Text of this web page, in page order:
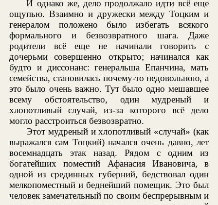
И однако же, дело продолжало идти всё еще
ощупью. Взаимно и дружески между Тоцким и
генералом положено было избегать всякого
формального и безвозвратного шага. Даже
родители всё еще не начинали говорить с
дочерьми совершенно открыто; начинался как
будто и диссонанс: генеральша Епанчина, мать
семейства, становилась почему-то недовольною, а
это было очень важно. Тут было одно мешавшее
всему обстоятельство, один мудреный и
хлопотливый случай, из-за которого всё дело
могло расстроиться безвозвратно.
Этот мудреный и хлопотливый «случай» (как
выражался сам Тоцкий) начался очень давно, лет
восемнадцать этак назад. Рядом с одним из
богатейших поместий Афанасия Ивановича, в
одной из срединных губерний, бедствовал один
мелкопоместный и беднейший помещик. Это был
человек замечательный по своим беспрерывным и